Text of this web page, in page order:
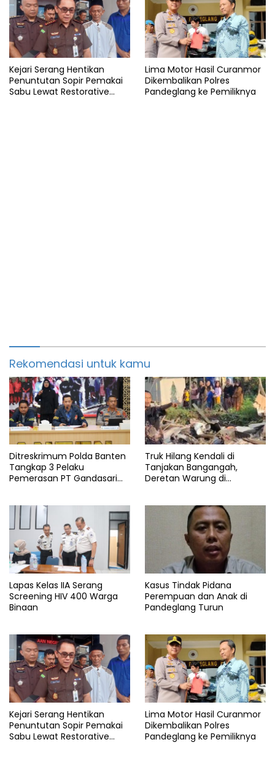
Kejari Serang Hentikan
Penuntutan Sopir Pemakai
Sabu Lewat Restorative
Lima Motor Hasil Curanmor
Dikembalikan Polres
Pandeglang ke Pemiliknya
Rekomendasi untuk kamu
Ditreskrimum Polda Banten
Tangkap 3 Pelaku
Pemerasan PT Gandasari
Truk Hilang Kendali di
Tanjakan Bangangah,
Deretan Warung di
Lapas Kelas IIA Serang
Screening HIV 400 Warga
Binaan
Kasus Tindak Pidana
Perempuan dan Anak di
Pandeglang Turun
Kejari Serang Hentikan
Penuntutan Sopir Pemakai
Sabu Lewat Restorative
Lima Motor Hasil Curanmor
Dikembalikan Polres
Pandeglang ke Pemiliknya